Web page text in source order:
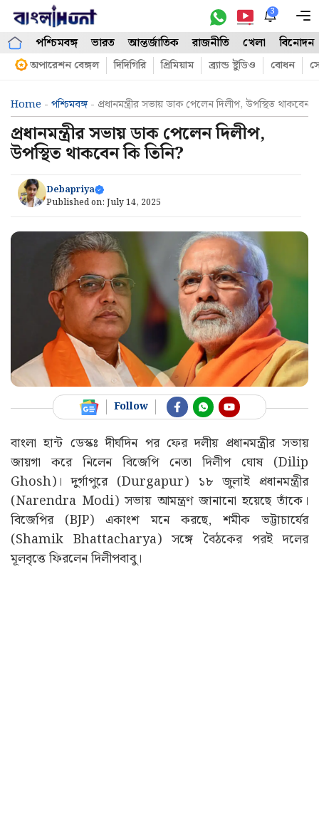
Skip
content
3
পশ্চিমবঙ্গ ভারত আন্তর্জাতিক রাজনীতি খেলা বিনোদন
অপারেশন বেঙ্গল দিদিগিরি প্রিমিয়াম ব্র্যান্ড ষ্টুডিও বোধন
Home - পশ্চিমবঙ্গ- প্রধানমন্ত্রীর সভায় ডাক পেলেন দিলীপ, উপস্থিত থাকবেন
প্রধানমন্ত্রীর সভায় ডাক পেলেন দিলীপ,
উপস্থিত থাকবেন কি তিনি?
Debapriya
Published on: July 14, 2025
Follow
বাংলা হান্ট ডেস্কঃ দীর্ঘদিন পর ফের দলীয় প্রধানমন্ত্রীর সভায়
জায়গা করে নিলেন বিজেপি নেতা দিলীপ ঘোষ (Dilip
Ghosh)। দুর্গাপুরে (Durgapur) ১৮ জুলাই প্রধানমন্ত্রীর
(Narendra Modi) সভায় আমন্ত্রণ জানানো হয়েছে তাঁকে।
বিজেপির (BJP) একাংশ মনে করছে, শমীক ভট্টাচার্যের
(Shamik Bhattacharya) সঙ্গে বৈঠকের পরই দলের
মূলবৃত্তে ফিরলেন দিলীপবাবু।